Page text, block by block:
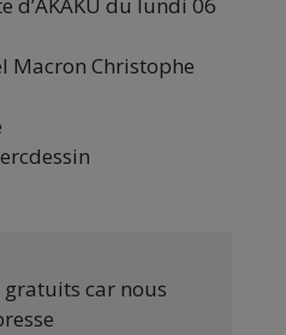
d’AKAKU du lundi 06
Macron Christophe
car nous